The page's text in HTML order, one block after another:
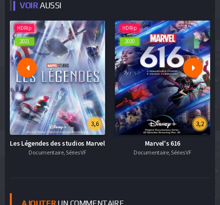
VOIRAUSSI
HDRip
2021
3,6
Les Légendes des studios Marvel
Documentaire, Séries VF
HDRip
2020
3,2
Marvel's 616
Documentaire, Séries VF